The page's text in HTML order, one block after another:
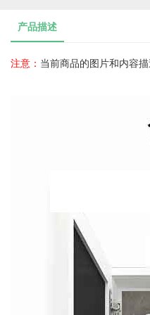
产品描述
注意： 当前商品的图片和内容